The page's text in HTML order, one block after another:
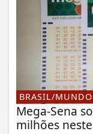
BRASIL/MUNDO
Mega-Sena
milhões